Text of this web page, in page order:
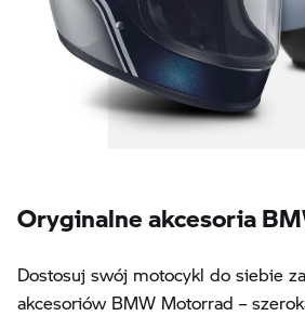
Oryginalne akcesoria
Dostosuj swój motocykl do siebie
akcesoriów BMW Motorrad –